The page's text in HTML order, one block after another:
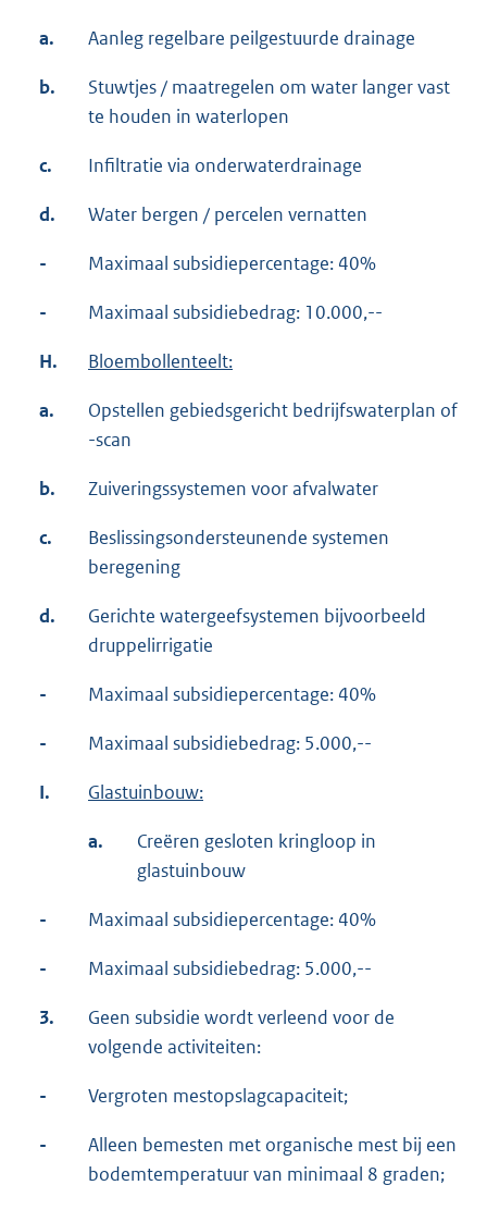
a. Aanleg regelbare peilgestuurde drainage
b.
Stuwtjes / maatregelen om water langer vast
te houden in waterlopen
c. Infiltratie via onderwaterdrainage
d. Water bergen / percelen vernatten
- Maximaal subsidiepercentage: 40%
- Maximaal subsidiebedrag: 10.000,--
H. Bloembollenteelt:
a.
Opstellen gebiedsgericht bedrijfswaterplan of
-scan
b. Zuiveringssystemen voor afvalwater
c.
Beslissingsondersteunende systemen
beregening
d.
Gerichte watergeefsystemen bijvoorbeeld
druppelirrigatie
- Maximaal subsidiepercentage: 40%
- Maximaal subsidiebedrag: 5.000,--
I. Glastuinbouw:
a.
Creëren gesloten kringloop in
glastuinbouw
- Maximaal subsidiepercentage: 40%
- Maximaal subsidiebedrag: 5.000,--
3.
Geen subsidie wordt verleend voor de
volgende activiteiten:
- Vergroten mestopslagcapaciteit;
-
Alleen bemesten met organische mest bij een
bodemtemperatuur van minimaal 8 graden;